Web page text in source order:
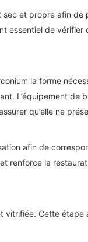
et propre afin
essentiel de
la forme
L’équipement
qu’elle ne
afin de
renforce la
Cette